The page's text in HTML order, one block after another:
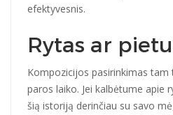
efektyvesnis.
Rytas ar
Kompozicijos pasirinkimas
paros laiko. Jei kalbėtume apie
šią istoriją derinčiau su savo